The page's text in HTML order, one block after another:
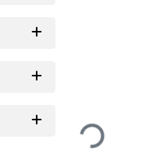
Loading...